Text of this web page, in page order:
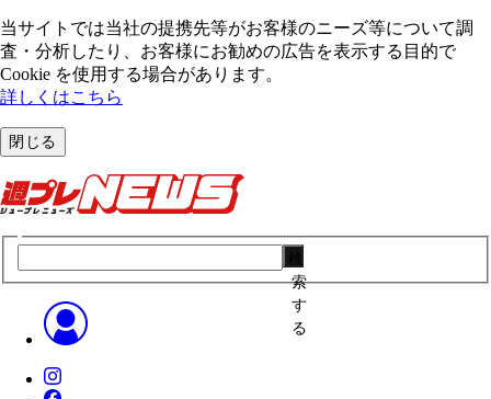
当サイトでは当社の提携先等がお客様のニーズ等について調
査・分析したり、お客様にお勧めの広告を表⽰する⽬的で
Cookie を使⽤する場合があります。
詳しくはこちら
閉じる
索
す
る